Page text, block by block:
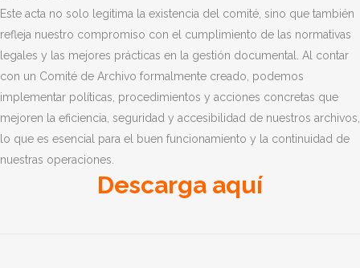
Este acta no solo legitima la existencia del comité, sino que también
refleja nuestro compromiso con el cumplimiento de las normativas
legales y las mejores prácticas en la gestión documental. Al contar
con un Comité de Archivo formalmente creado, podemos
implementar políticas, procedimientos y acciones concretas que
mejoren la eficiencia, seguridad y accesibilidad de nuestros archivos,
lo que es esencial para el buen funcionamiento y la continuidad de
nuestras operaciones.
Descarga aquí